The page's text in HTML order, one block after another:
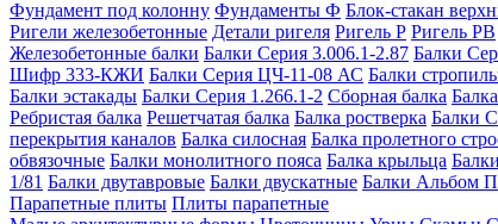
Фундамент под колонну Фундаменты Ф Блок-стакан
Ригели железобетонные Детали ригеля Ригель Р Ригель РВ
Железобетонные балки Балки Серия 3.006.1-2.87 Балки
Шифр 333-КЖИ Балки Серия ЦЧ-11-08 АС Балки
Балки эстакады Балки Серия 1.266.1-2 Сборная балка
Ребристая балка Решетчатая балка Балка ростверка Балки
перекрытия каналов Балка силосная Балка пролетного
обвязочные Балки монолитного пояса Балка крыльца
1/81 Балки двутавровые Балки двускатные Балки Альбом
Парапетные плиты Плиты парапетные